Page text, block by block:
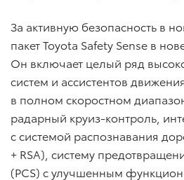
За активную безопасность в
пакет Toyota Safety Sense в
Он включает целый ряд
систем и ассистентов
в полном скоростном
радарный круиз-контроль,
с системой распознавания
+ RSA), систему
(PCS) с улучшенным